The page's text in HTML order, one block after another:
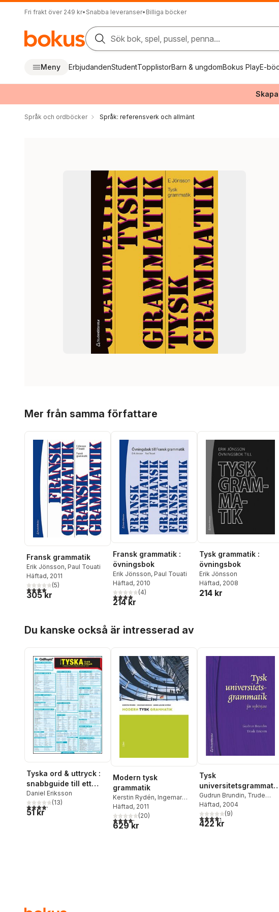
Fri frakt över 249 kr• Snabba leveranser• Billiga böcker
Sök bok, spel, pussel, penna...
Meny ErbjudandenStudentTopplistorBarn & ungdomBokus PlayE-
Språk och ordböcker Språk: referensverk och allmänt
Mer från samma författare
Fransk grammatik
Erik Jönsson, Paul Touati
Häftad, 2011
4,0utav 5 stjärnor. Totalt antal röster:
(5)
305 kr
Fransk grammatik :
övningsbok
Erik Jönsson, Paul Touati
Häftad, 2010
4,0utav 5 stjärnor. Totalt antal röster:
(4)
214 kr
Tysk grammatik :
övningsbok
Erik Jönsson
Häftad, 2008
214 kr
Du kanske också är intresserad av
Tyska ord & uttryck :
snabbguide till ett
grundläggande
ordförråd i tyska
Daniel Eriksson
4,2utav 5 stjärnor. Totalt antal röster:
(13)
51 kr
Modern tysk
grammatik
Kerstin Rydén, Ingemar
Wengse,Ann-Louise
Wistam
Häftad, 2011
4,2utav 5 stjärnor. Totalt antal röster:
(20)
629 kr
Tysk
universitetsgrammatik
för nybörjare
Gudrun Brundin, Trude
Ericson
Häftad, 2004
4,3utav 5 stjärnor. Totalt
(9)
422 kr